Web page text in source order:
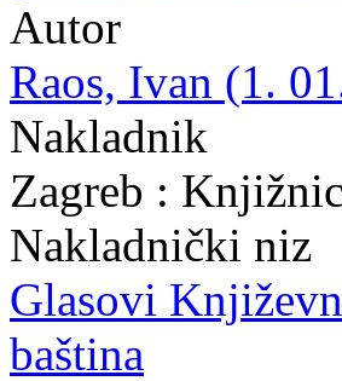
Autor
Raos, Ivan (1.
Nakladnik
Zagreb :
Nakladnički niz
Glasovi
baština